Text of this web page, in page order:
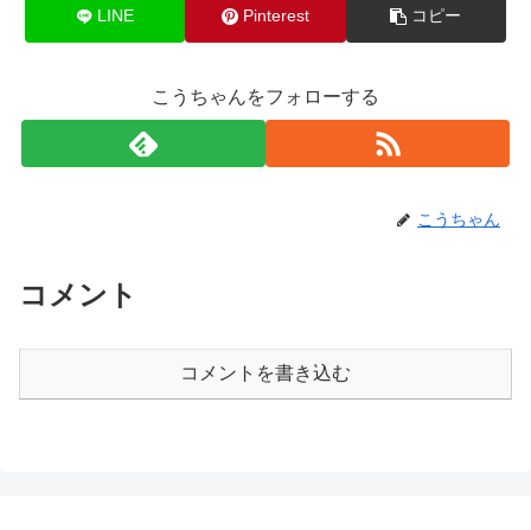
LINE Pinterest コピー
こうちゃんをフォローする
こうちゃん
コメント
コメントを書き込む